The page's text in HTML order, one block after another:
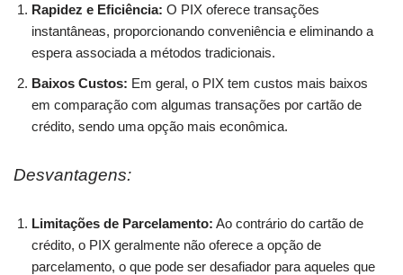
Rapidez e Eficiência: O PIX oferece transações
instantâneas, proporcionando conveniência e eliminando a
espera associada a métodos tradicionais.
Baixos Custos: Em geral, o PIX tem custos mais baixos
em comparação com algumas transações por cartão de
crédito, sendo uma opção mais econômica.
Desvantagens:
Limitações de Parcelamento: Ao contrário do cartão de
crédito, o PIX geralmente não oferece a opção de
parcelamento, o que pode ser desafiador para aqueles que